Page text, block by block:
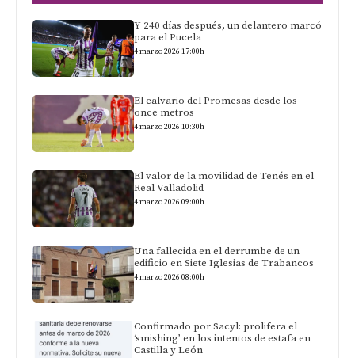
Y 240 días después, un delantero marcó
para el Pucela
4 marzo 2026 17:00h
El calvario del Promesas desde los
once metros
4 marzo 2026 10:30h
El valor de la movilidad de Tenés en el
Real Valladolid
4 marzo 2026 09:00h
Una fallecida en el derrumbe de un
edificio en Siete Iglesias de Trabancos
4 marzo 2026 08:00h
Confirmado por Sacyl: prolifera el
‘smishing’ en los intentos de estafa en
Castilla y León